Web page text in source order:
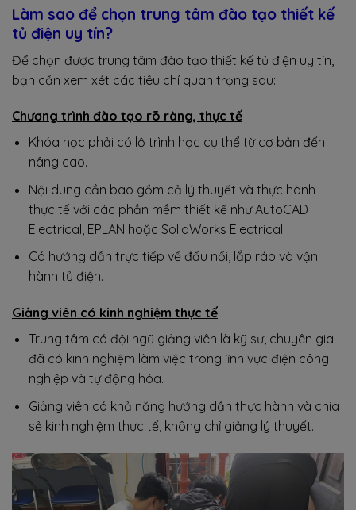
Làm sao để chọn trung tâm đào tạo thiết kế
tủ điện uy tín?
Để chọn được trung tâm đào tạo thiết kế tủ điện uy tín,
bạn cần xem xét các tiêu chí quan trọng sau:
Chương trình đào tạo rõ ràng, thực tế
Khóa học phải có lộ trình học cụ thể từ cơ bản đến
nâng cao.
Nội dung cần bao gồm cả lý thuyết và thực hành
thực tế với các phần mềm thiết kế như AutoCAD
Electrical, EPLAN hoặc SolidWorks Electrical.
Có hướng dẫn trực tiếp về đấu nối, lắp ráp và vận
hành tủ điện.
Giảng viên có kinh nghiệm thực tế
Trung tâm có đội ngũ giảng viên là kỹ sư, chuyên gia
đã có kinh nghiệm làm việc trong lĩnh vực điện công
nghiệp và tự động hóa.
Giảng viên có khả năng hướng dẫn thực hành và chia
sẻ kinh nghiệm thực tế, không chỉ giảng lý thuyết.